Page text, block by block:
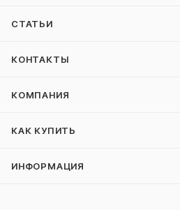
СТАТЬИ
КОНТАКТЫ
КОМПАНИЯ
КАК КУПИТЬ
ИНФОРМАЦИЯ